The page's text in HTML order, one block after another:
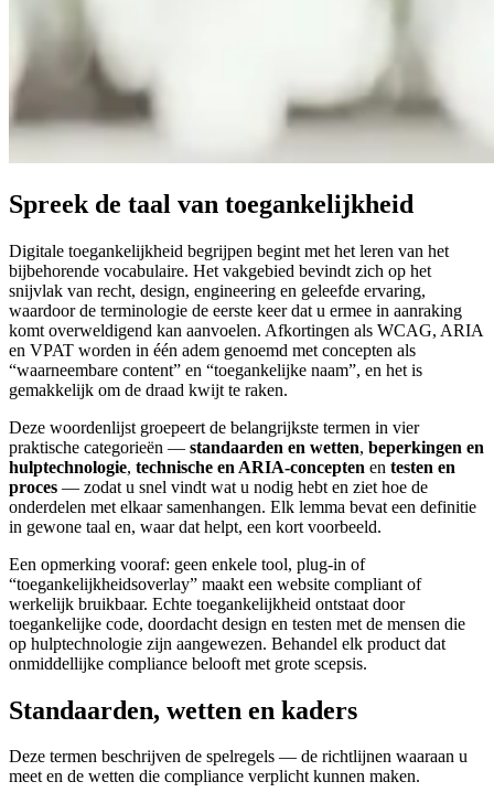
Spreek de taal van toegankelijkheid
Digitale toegankelijkheid begrijpen begint met het leren van het
bijbehorende vocabulaire. Het vakgebied bevindt zich op het
snijvlak van recht, design, engineering en geleefde ervaring,
waardoor de terminologie de eerste keer dat u ermee in aanraking
komt overweldigend kan aanvoelen. Afkortingen als WCAG, ARIA
en VPAT worden in één adem genoemd met concepten als
“waarneembare content” en “toegankelijke naam”, en het is
gemakkelijk om de draad kwijt te raken.
Deze woordenlijst groepeert de belangrijkste termen in vier
praktische categorieën — standaarden en wetten, beperkingen en
hulptechnologie, technische en ARIA-concepten en testen en
proces — zodat u snel vindt wat u nodig hebt en ziet hoe de
onderdelen met elkaar samenhangen. Elk lemma bevat een definitie
in gewone taal en, waar dat helpt, een kort voorbeeld.
Een opmerking vooraf: geen enkele tool, plug-in of
“toegankelijkheidsoverlay” maakt een website compliant of
werkelijk bruikbaar. Echte toegankelijkheid ontstaat door
toegankelijke code, doordacht design en testen met de mensen die
op hulptechnologie zijn aangewezen. Behandel elk product dat
onmiddellijke compliance belooft met grote scepsis.
Standaarden, wetten en kaders
Deze termen beschrijven de spelregels — de richtlijnen waaraan u
meet en de wetten die compliance verplicht kunnen maken.